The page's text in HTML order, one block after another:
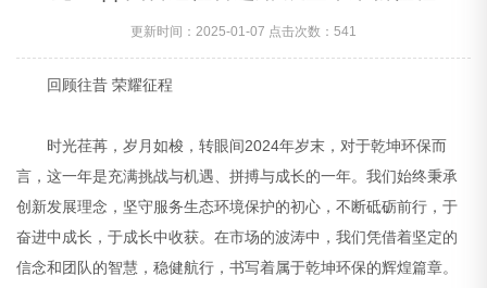
更新时间：2025-01-07 点击次数：541
回顾往昔 荣耀征程
时光荏苒，岁月如梭，转眼间2024年岁末，对于乾坤环保而
言，这一年是充满挑战与机遇、拼搏与成长的一年。我们始终秉承
创新发展理念，坚守服务生态环境保护的初心，不断砥砺前行，于
奋进中成长，于成长中收获。在市场的波涛中，我们凭借着坚定的
信念和团队的智慧，稳健航行，书写着属于乾坤环保的辉煌篇章。